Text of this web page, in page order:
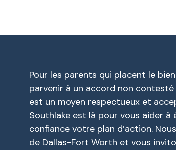
Pour les parents qui placent le
parvenir à un accord non
est un moyen respectueux et
Southlake est là pour vous aider
confiance votre plan d’action.
de Dallas-Fort Worth et vous